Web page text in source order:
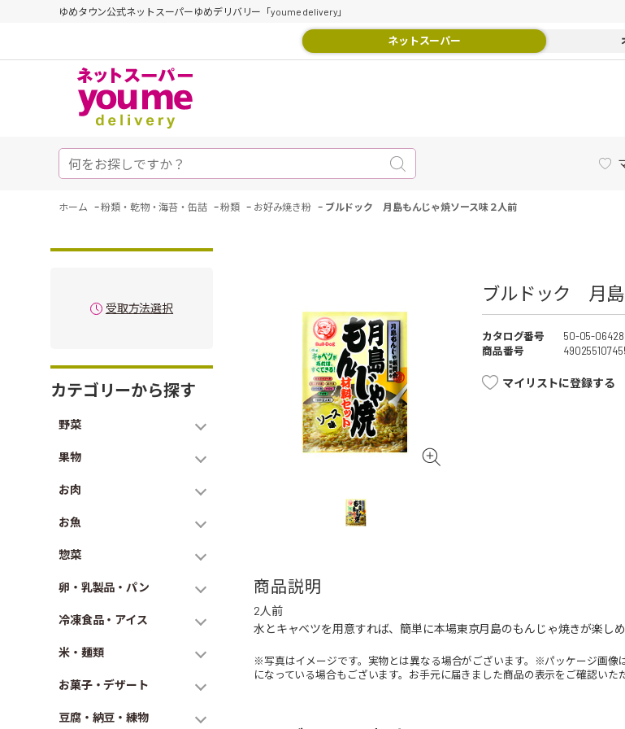
ゆめタウン公式ネットスーパーゆめデリバリー「youme delivery」
ネットスーパー
ホーム -粉類・乾物・海苔・缶詰 -粉類 - お好み焼き粉 - ブルドック 月島もんじゃ焼ソース味２人前
受取方法選択
カテゴリーから探す
野菜
果物
お肉
お魚
惣菜
卵・乳製品・パン
冷凍食品・アイス
米・麺類
お菓子・デザート
豆腐・納豆・練物
ブルドック 月島
カタログ番号
50-05-06428
商品番号
マイリストに登録する
商品説明
2人前
水とキャベツを用意すれば、簡単に本場東京月島のもんじゃ焼きが楽し
※写真はイメージです。実物とは異なる場合がございます。※パッケージ画像
になっている場合もございます。お手元に届きました商品の表示をご確認いた